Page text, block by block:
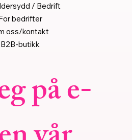
på e-
/ Bedrift
bedrifter
oss/kontakt
B2B-butikk